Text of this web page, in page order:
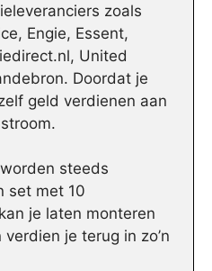
zoals
Engie, Essent,
United
Doordat je
geld verdienen aan
steeds
set met 10
je laten monteren
je terug in zo’n